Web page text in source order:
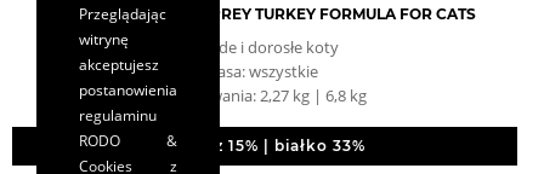
TASTE OF THE WILD PREY TURKEY FORMULA FOR CATS
młode i dorosłe koty
rasa: wszystkie
opakowania: 2,27 kg | 6,8 kg
tłuszcz 15% | białko 33%
Przeglądając
witrynę
akceptujesz
postanowienia
regulaminu
RODO &
Cookies z